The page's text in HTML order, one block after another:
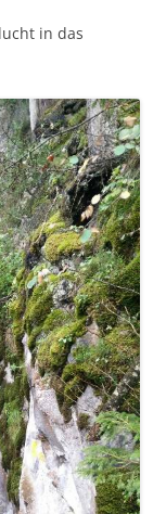
in das